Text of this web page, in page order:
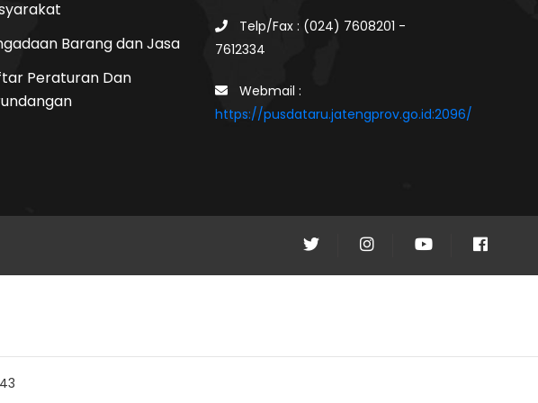
Barang dan Jasa
Peraturan Dan
Telp/Fax : (024) 7608201 -
7612334
Webmail :
https://pusdataru.jatengprov.go.id:2096/